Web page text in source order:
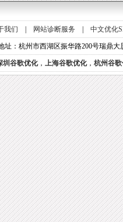
我们 网站诊断服务 中文优化
址：杭州市西湖区振华路200号瑞鼎大
圳谷歌优化， 上海谷歌优化， 杭州谷